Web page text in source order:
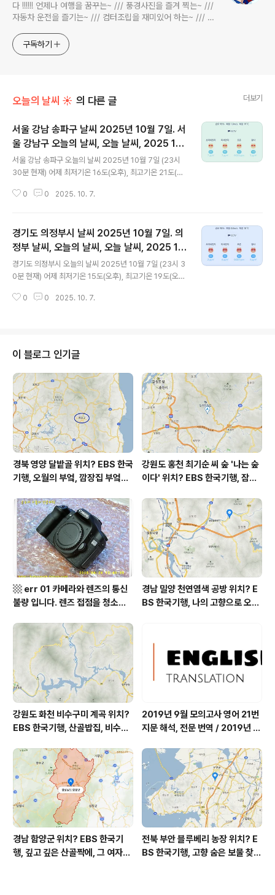
다 !!!!!! 언제나 여행을 꿈꾸는~ /// 풍경사진을 즐겨 찍는~ ///
자동차 운전을 즐기는~ /// 컴터조립을 재미있어 하는~ /// 고
식하는 미드가 있는~ /// 사회적 이슈에 발언하는~ 不老巨
구독하기
오늘의 날씨 ☀ 의 다른 글 더보기
서울 강남 송파구 날씨 2025년 10월 7일. 서
울 강남구 오늘의 날씨, 오늘 날씨, 2025 10
07, 초미세먼지, 미세먼지, 황사, 자외선
서울 강남 송파구 오늘의 날씨 2025년 10월 7일 (23시
30분 현재) 어제 최저기온 16도(오후), 최고기온 21도(오
어제보다 1도 높은 최저기온이고 어제보다 1도 낮은 최고
오전 11시 - 오후 16시 하루 중 최고기온입니다 * 눈비
올 확률은 위 이미지에서 시간별 기상 상태 참조 대
기상황 공기질은 어제 초미세먼지 좋음 = 1 ㎍/m³ 미세먼
지는 좋음 = 3 ㎍/m³ 황사는 보통 = 1 ㎍/m³ 자외선 (오
후) = 보통 오늘 초미세먼지 좋음 = 7 ㎍/m³ 미세먼지는
좋음 = 7 ㎍/m..
0 0 2025. 10. 7.
경기도 의정부시 날씨 2025년 10월 7일. 의
정부 날씨, 오늘의 날씨, 오늘 날씨, 2025 10
07, 초미세먼지, 미세먼지, 황사, 자외선
경기도 의정부시 오늘의 날씨 2025년 10월 7일 (23시 3
0분 현재) 어제 최저기온 15도(오후), 최고기온 19도(오
어제보다 1도 높은 최저기온이고 어제보다 1도 높은 최
올 확률은 위 이미지에서 시간별 기상 상태 참조 대
기상황 공기질은어제초미세먼지 좋음 = 1 ㎍/m³ 미세먼
지는 좋음 = 3 ㎍/m³ 황사는 보통 = 1 ㎍/m³ 자외선 (오
후) = 보통 오늘초미세먼지 좋음 = 2 ㎍/m³ 미세먼지는
좋음 = 6 ㎍/m³ 황사는 ..
0 0 2025. 10. 7.
이 블로그 인기글
경북 영양 달밭골 위치? EBS 한국
기행, 오월의 부엌, 깜장집 부엌은
어디? / 경상북도 영양군 가볼 만
한 곳, 영양읍 상원리. KBS 인간극
장 임분노미 할머니
강원도 홍천 최기순 씨 숲 '나는 숲
이다' 위치? EBS 한국기행, 잠시
군 최기순 씨 캠핑장 펜션 어디? /
강원도 홍천군 가볼 만한 곳, (구)
까르돈, kbs 인간극장
▩ err 01 카메라와 렌즈의 통신
불량 입니다. 렌즈 접점을 청소하
경남 밀양 천연염색 공방 위치? E
BS 한국기행, 나의 고향으로 오라,
울' = 마을미술 너울, 캘리그래피
조덕현 씨 가가협동조합
강원도 화천 비수구미 계곡 위치?
EBS 한국기행, 산골밥집, 비수구
부 화천군 비수구미 낙타민박 어
디? / 강원도 화천군 가볼 만한 곳
비수구미 마을, 파로호
2019년 9월 모의고사 영어 21번
지문 해석, 전문 번역 / 2019년 9
역, 평가원 2019년 고3 9월 영어
영역 외국어영역 전문 해석, Engli
sh to Korean translation
경남 함양군 위치? EBS 한국기
행, 깊고 깊은 산골짝에, 그 여자의
전북 부안 블루베리 농장 위치? E
BS 한국기행, 고향 숨은 보물 찾